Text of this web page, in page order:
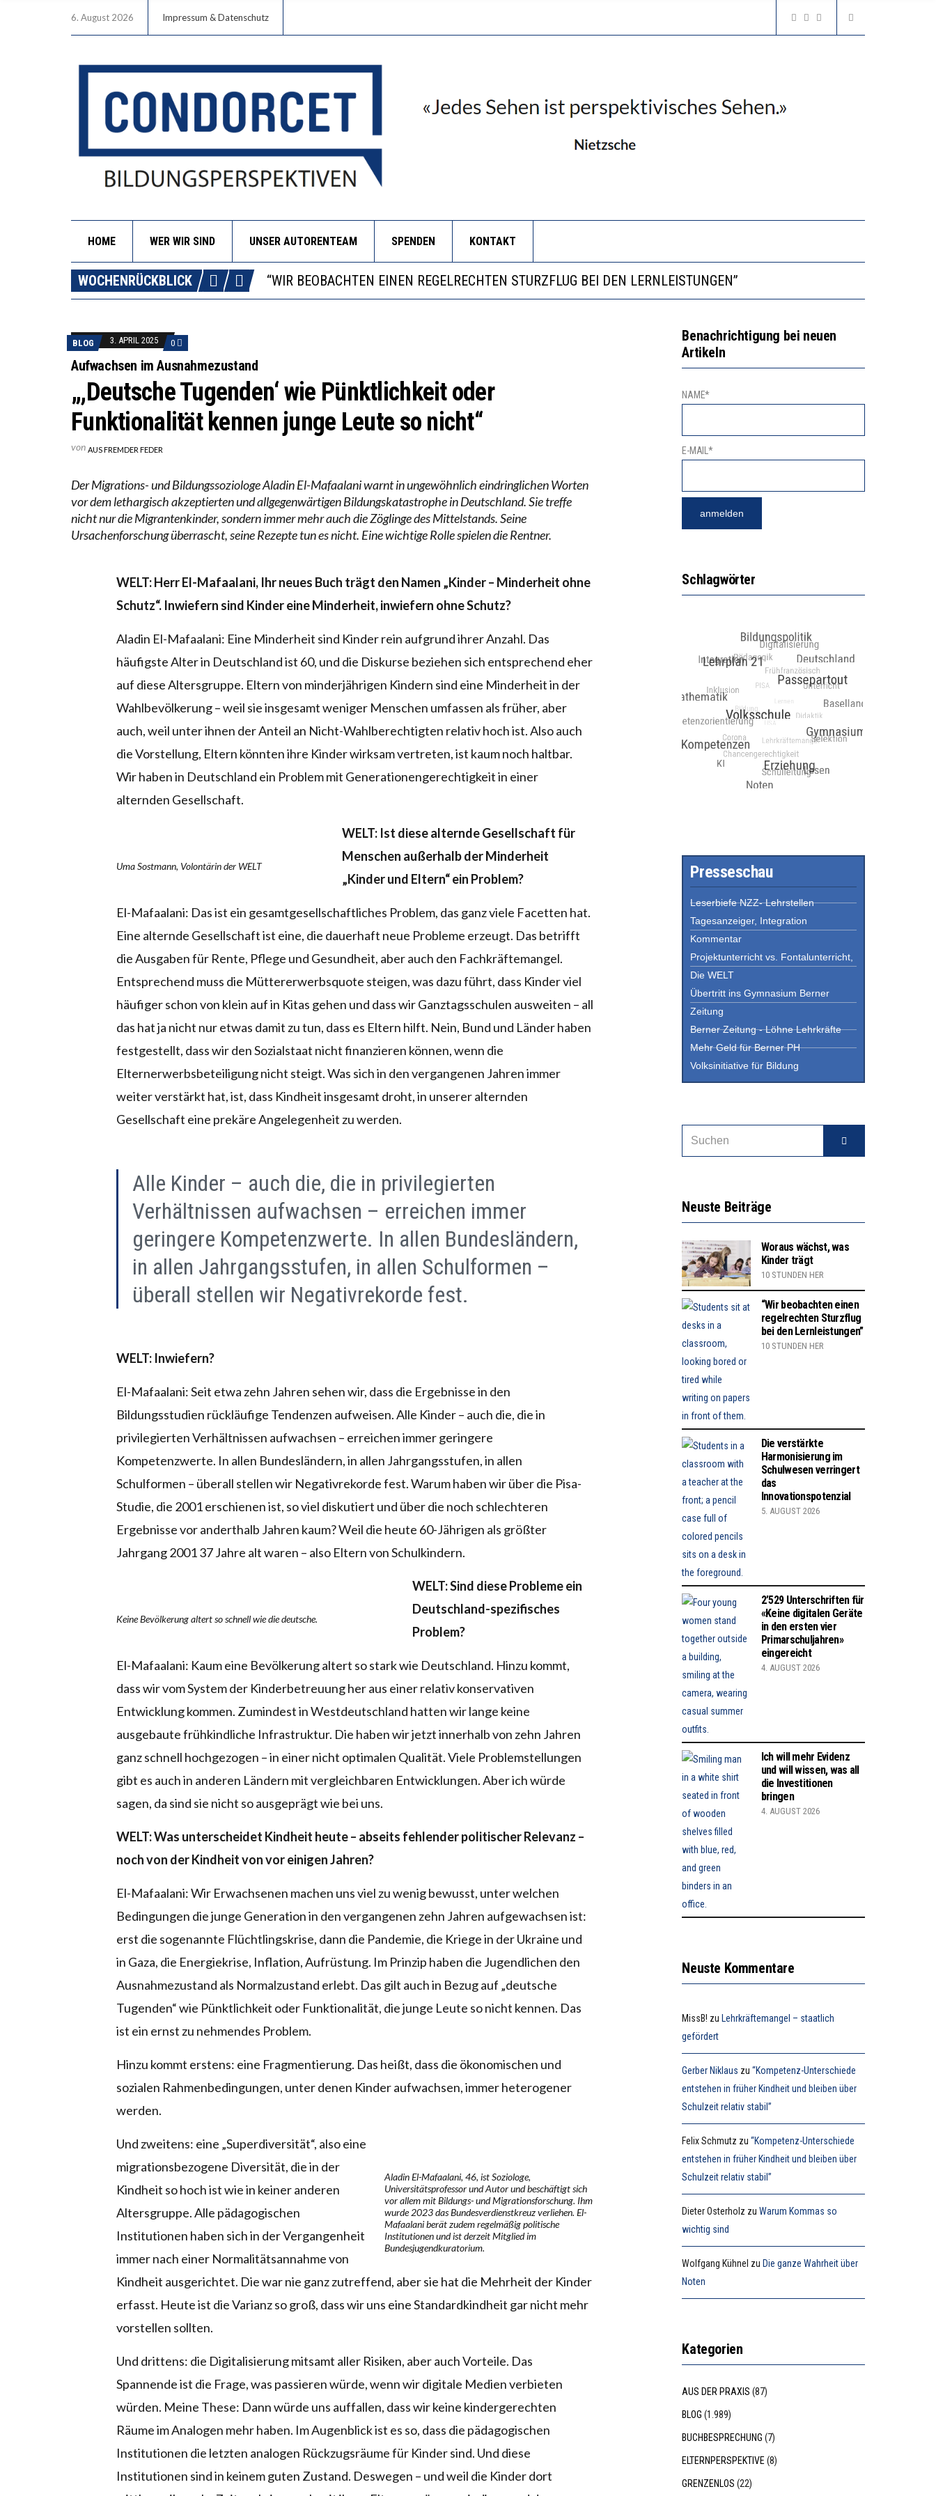
6. August 2026 Impressum & Datenschutz
HOME WER WIR SIND UNSER AUTORENTEAM SPENDEN KONTAKT
WOCHENRÜCKBLICK
ICH WILL MEHR EVIDENZ UND WILL WISSEN, WAS ALL DIE INVESTITIONEN BRINGEN
WORAUS WÄCHST, WAS KINDER TRÄGT
“WIR BEOBACHTEN EINEN REGELRECHTEN STURZFLUG BEI DEN LERNLEISTUNGEN”
DIE VERSTÄRKTE HARMONISIERUNG IM SCHULWESEN VERRINGERT DAS INNOVATIONSPOTENZIAL
ICH WILL MEHR EVIDENZ UND WILL WISSEN, WAS ALL DIE INVESTITIONEN BRINGEN
BLOG 3. APRIL 2025 0
Aufwachsen im Ausnahmezustand
„,Deutsche Tugenden‘ wie Pünktlichkeit oder
Funktionalität kennen junge Leute so nicht“
von AUS FREMDER FEDER
Der Migrations- und Bildungssoziologe Aladin El-Mafaalani warnt in ungewöhnlich eindringlichen Worten
vor dem lethargisch akzeptierten und allgegenwärtigen Bildungskatastrophe in Deutschland. Sie treffe
nicht nur die Migrantenkinder, sondern immer mehr auch die Zöglinge des Mittelstands. Seine
Ursachenforschung überrascht, seine Rezepte tun es nicht. Eine wichtige Rolle spielen die Rentner.
WELT: Herr El-Mafaalani, Ihr neues Buch trägt den Namen „Kinder – Minderheit ohne
Schutz“. Inwiefern sind Kinder eine Minderheit, inwiefern ohne Schutz?
Aladin El-Mafaalani: Eine Minderheit sind Kinder rein aufgrund ihrer Anzahl. Das
häufigste Alter in Deutschland ist 60, und die Diskurse beziehen sich entsprechend eher
auf diese Altersgruppe. Eltern von minderjährigen Kindern sind eine Minderheit in der
Wahlbevölkerung – weil sie insgesamt weniger Menschen umfassen als früher, aber
auch, weil unter ihnen der Anteil an Nicht-Wahlberechtigten relativ hoch ist. Also auch
die Vorstellung, Eltern könnten ihre Kinder wirksam vertreten, ist kaum noch haltbar.
Wir haben in Deutschland ein Problem mit Generationengerechtigkeit in einer
alternden Gesellschaft.
Uma Sostmann, Volontärin der WELT
WELT: Ist diese alternde Gesellschaft für
Menschen außerhalb der Minderheit
„Kinder und Eltern“ ein Problem?
El-Mafaalani: Das ist ein gesamtgesellschaftliches Problem, das ganz viele Facetten hat.
Eine alternde Gesellschaft ist eine, die dauerhaft neue Probleme erzeugt. Das betrifft
die Ausgaben für Rente, Pflege und Gesundheit, aber auch den Fachkräftemangel.
Entsprechend muss die Müttererwerbsquote steigen, was dazu führt, dass Kinder viel
häufiger schon von klein auf in Kitas gehen und dass wir Ganztagsschulen ausweiten – all
das hat ja nicht nur etwas damit zu tun, dass es Eltern hilft. Nein, Bund und Länder haben
festgestellt, dass wir den Sozialstaat nicht finanzieren können, wenn die
Elternerwerbsbeteiligung nicht steigt. Was sich in den vergangenen Jahren immer
weiter verstärkt hat, ist, dass Kindheit insgesamt droht, in unserer alternden
Gesellschaft eine prekäre Angelegenheit zu werden.
Alle Kinder – auch die, die in privilegierten
Verhältnissen aufwachsen – erreichen immer
geringere Kompetenzwerte. In allen Bundesländern,
in allen Jahrgangsstufen, in allen Schulformen –
überall stellen wir Negativrekorde fest.
WELT: Inwiefern?
El-Mafaalani: Seit etwa zehn Jahren sehen wir, dass die Ergebnisse in den
Bildungsstudien rückläufige Tendenzen aufweisen. Alle Kinder – auch die, die in
privilegierten Verhältnissen aufwachsen – erreichen immer geringere
Kompetenzwerte. In allen Bundesländern, in allen Jahrgangsstufen, in allen
Schulformen – überall stellen wir Negativrekorde fest. Warum haben wir über die Pisa-
Studie, die 2001 erschienen ist, so viel diskutiert und über die noch schlechteren
Ergebnisse vor anderthalb Jahren kaum? Weil die heute 60-Jährigen als größter
Jahrgang 2001 37 Jahre alt waren – also Eltern von Schulkindern.
Keine Bevölkerung altert so schnell wie die deutsche.
WELT: Sind diese Probleme ein
Deutschland-spezifisches
Problem?
El-Mafaalani: Kaum eine Bevölkerung altert so stark wie Deutschland. Hinzu kommt,
dass wir vom System der Kinderbetreuung her aus einer relativ konservativen
Entwicklung kommen. Zumindest in Westdeutschland hatten wir lange keine
ausgebaute frühkindliche Infrastruktur. Die haben wir jetzt innerhalb von zehn Jahren
ganz schnell hochgezogen – in einer nicht optimalen Qualität. Viele Problemstellungen
gibt es auch in anderen Ländern mit vergleichbaren Entwicklungen. Aber ich würde
sagen, da sind sie nicht so ausgeprägt wie bei uns.
WELT: Was unterscheidet Kindheit heute – abseits fehlender politischer Relevanz –
noch von der Kindheit von vor einigen Jahren?
El-Mafaalani: Wir Erwachsenen machen uns viel zu wenig bewusst, unter welchen
Bedingungen die junge Generation in den vergangenen zehn Jahren aufgewachsen ist:
erst die sogenannte Flüchtlingskrise, dann die Pandemie, die Kriege in der Ukraine und
in Gaza, die Energiekrise, Inflation, Aufrüstung. Im Prinzip haben die Jugendlichen den
Ausnahmezustand als Normalzustand erlebt. Das gilt auch in Bezug auf „deutsche
Tugenden“ wie Pünktlichkeit oder Funktionalität, die junge Leute so nicht kennen. Das
ist ein ernst zu nehmendes Problem.
Hinzu kommt erstens: eine Fragmentierung. Das heißt, dass die ökonomischen und
sozialen Rahmenbedingungen, unter denen Kinder aufwachsen, immer heterogener
werden.
Aladin El-Mafaalani, 46, ist Soziologe,
Universitätsprofessor und Autor und beschäftigt sich
vor allem mit Bildungs- und Migrationsforschung. Ihm
wurde 2023 das Bundesverdienstkreuz verliehen. El-
Mafaalani berät zudem regelmäßig politische
Institutionen und ist derzeit Mitglied im
Bundesjugendkuratorium.
Und zweitens: eine „Superdiversität“, also eine
migrationsbezogene Diversität, die in der
Kindheit so hoch ist wie in keiner anderen
Altersgruppe. Alle pädagogischen
Institutionen haben sich in der Vergangenheit
immer nach einer Normalitätsannahme von
Kindheit ausgerichtet. Die war nie ganz zutreffend, aber sie hat die Mehrheit der Kinder
erfasst. Heute ist die Varianz so groß, dass wir uns eine Standardkindheit gar nicht mehr
vorstellen sollten.
Und drittens: die Digitalisierung mitsamt aller Risiken, aber auch Vorteile. Das
Spannende ist die Frage, was passieren würde, wenn wir digitale Medien verbieten
würden. Meine These: Dann würde uns auffallen, dass wir keine kindergerechten
Räume im Analogen mehr haben. Im Augenblick ist es so, dass die pädagogischen
Institutionen die letzten analogen Rückzugsräume für Kinder sind. Und diese
Institutionen sind in keinem guten Zustand. Deswegen – und weil die Kinder dort
Benachrichtigung bei neuen
Artikeln
NAME*
E-MAIL*
Schlagwörter
Presseschau
Leserbiefe NZZ- Lehrstellen
Tagesanzeiger, Integration
Kommentar
Projektunterricht vs. Fontalunterricht,
Die WELT
Übertritt ins Gymnasium Berner
Zeitung
Berner Zeitung - Löhne Lehrkräfte
Mehr Geld für Berner PH
Volksinitiative für Bildung
Neuste Beiträge
Woraus wächst, was
Kinder trägt
10 STUNDEN HER
“Wir beobachten einen
regelrechten Sturzflug
bei den Lernleistungen”
10 STUNDEN HER
Die verstärkte
Harmonisierung im
Schulwesen verringert
das
Innovationspotenzial
5. AUGUST 2026
2’529 Unterschriften für
«Keine digitalen Geräte
in den ersten vier
Primarschuljahren»
eingereicht
4. AUGUST 2026
Ich will mehr Evidenz
und will wissen, was all
die Investitionen
bringen
4. AUGUST 2026
Neuste Kommentare
MissB! zu Lehrkräftemangel – staatlich
gefördert
Gerber Niklaus zu“Kompetenz-Unterschiede
entstehen in früher Kindheit und bleiben über
Schulzeit relativ stabil”
Felix Schmutz zu“Kompetenz-Unterschiede
entstehen in früher Kindheit und bleiben über
Schulzeit relativ stabil”
Dieter Osterholz zuWarum Kommas so
wichtig sind
Wolfgang Kühnel zu Die ganze Wahrheit über
Noten
Kategorien
AUS DER PRAXIS (87)
BLOG (1.989)
BUCHBESPRECHUNG (7)
ELTERNPERSPEKTIVE(8)
GRENZENLOS (22)